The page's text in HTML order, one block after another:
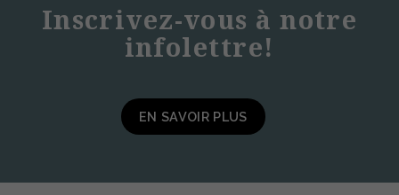
Inscrivez-vous à notre
infolettre!
EN SAVOIR PLUS